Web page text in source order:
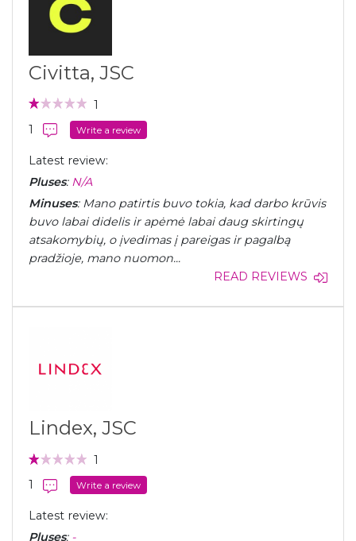
Civitta, JSC
1
1
Write a review
Latest review:
Pluses: N/A
Minuses: Mano patirtis buvo tokia, kad darbo krūvis
buvo labai didelis ir apėmė labai daug skirtingų
atsakomybių, o įvedimas į pareigas ir pagalbą
pradžioje, mano nuomon...
READ REVIEWS
Lindex, JSC
1
1
Write a review
Latest review:
Pluses: -